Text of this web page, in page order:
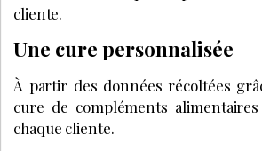
cliente.
Une cure personnalisée
À partir des données récoltées
cure de compléments
chaque cliente.